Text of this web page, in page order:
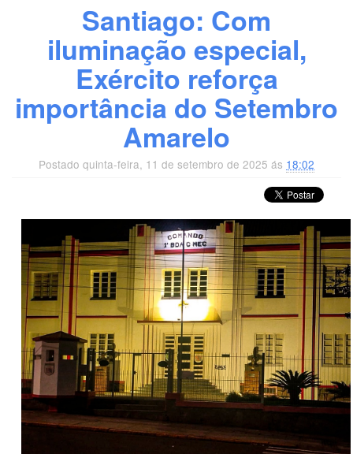
Santiago: Com
iluminação especial,
Exército reforça
importância do Setembro
Amarelo
Postado quinta-feira, 11 de setembro de 2025 ás 18:02